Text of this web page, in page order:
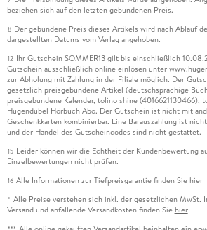
beziehen sich auf den letzten gebundenen Preis.
8 Der gebundene Preis dieses Artikels wird nach Ablauf
dargestellten Datums vom Verlag angehoben.
12 Ihr Gutschein SOMMER13 gilt bis einschließlich
Gutschein ausschließlich online einlösen unter
zur Abholung mit Zahlung in der Filiale möglich. Der
gesetzlich preisgebundene Artikel (deutschsprachige
preisgebundene Kalender, tolino shine (4016621130466),
Hugendubel Hörbuch Abo. Der Gutschein ist nicht mit
Geschenkkarten kombinierbar. Eine Barauszahlung ist
und der Handel des Gutscheincodes sind nicht gestattet.
15 Leider können wir die Echtheit der Kundenbewertung
Einzelbewertungen nicht prüfen.
16 Alle Informationen zur Tiefpreisgarantie finden Sie hier
* Alle Preise verstehen sich inkl. der gesetzlichen MwSt.
Versand und anfallende Versandkosten finden Sie hier